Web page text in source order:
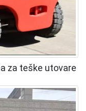
za teške utovare